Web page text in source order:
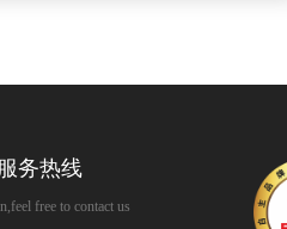
务热线
free to contact us